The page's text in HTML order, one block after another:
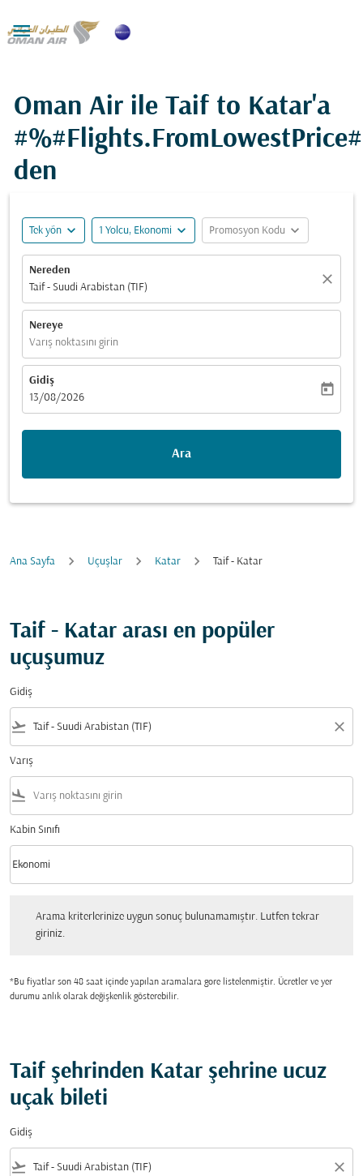

Oman Air ile Taif to Katar'a
den
Tek yön expand_more 1 Yolcu, Ekonomi expand_more Promosyon Kodu expand_more
Nereden
Taif - Suudi Arabistan (TIF)
close
Nereye
Varış noktasını girin
Gidiş
fc-booking-departure-date-aria-label
13/08/2026
today
Ara
Ana Sayfa Uçuşlar Katar Taif - Katar
Taif - Katar arası en popüler
uçuşumuz
Gidiş
flight_takeoff close
Varış
flight_land
Kabin Sınıfı
Kabin Sınıfı option Ekonomi Selected
Ekonomi
keyboard_arrow_down
Arama kriterlerinize uygun sonuç bulunamamıştır. Lutfen tekrar
giriniz.
*Bu fiyatlar son 48 saat içinde yapılan aramalara gore listelenmiştir. Ücretler ve yer
durumu anlık olarak değişkenlik gösterebilir.
Taif şehrinden Katar şehrine ucuz
uçak bileti
Gidiş
flight_takeoff close